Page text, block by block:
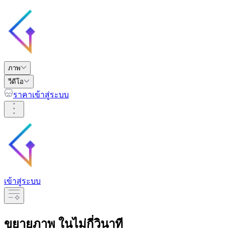
ภาพ
วีดีโอ
ราคาเข้าสู่ระบบ
เข้าสู่ระบบ
ขยายภาพ ในไม่กี่วินาที